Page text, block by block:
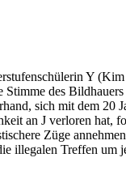
Y
des
sich mit dem 20
an J verloren hat,
Züge
illegalen Treffen um